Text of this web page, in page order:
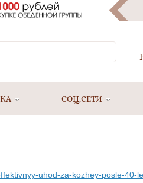
СОЦ.СЕТИ
uhod-za-kozhey-posle-40-